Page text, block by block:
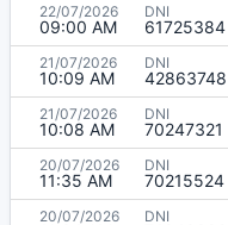
22/07/2026
09:00 AM
DNI
61725384
21/07/2026
10:09 AM
DNI
42863748
21/07/2026
10:08 AM
DNI
70247321
20/07/2026
11:35 AM
DNI
70215524
20/07/2026 DNI